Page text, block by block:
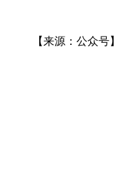
【来源：公众号】